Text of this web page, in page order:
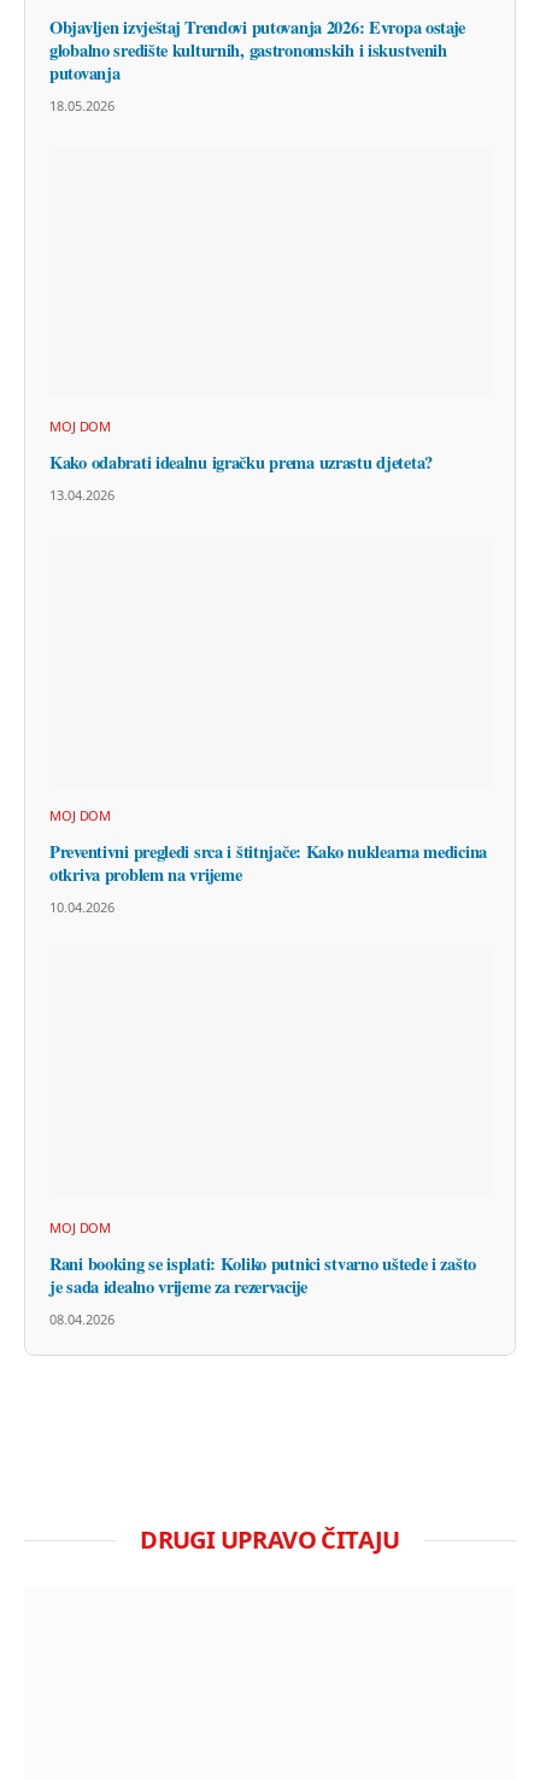
Objavljen izvještaj Trendovi putovanja 2026: Evropa ostaje
globalno središte kulturnih, gastronomskih i iskustvenih
putovanja
18.05.2026
MOJ DOM
Kako odabrati idealnu igračku prema uzrastu djeteta?
13.04.2026
MOJ DOM
Preventivni pregledi srca i štitnjače: Kako nuklearna medicina
otkriva problem na vrijeme
10.04.2026
MOJ DOM
Rani booking se isplati: Koliko putnici stvarno uštede i zašto
je sada idealno vrijeme za rezervacije
08.04.2026
DRUGI UPRAVO ČITAJU